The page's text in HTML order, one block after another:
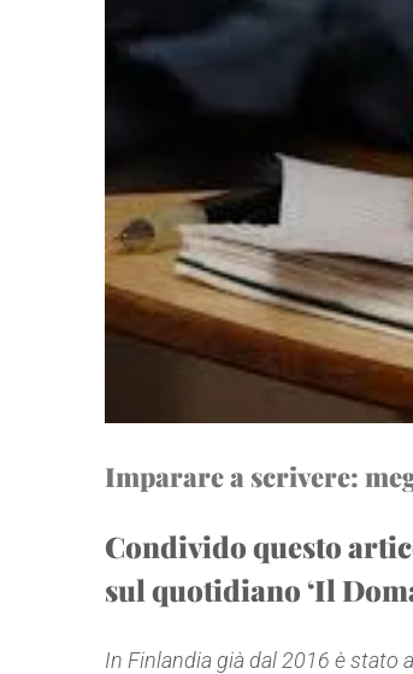
Imparare a scrivere:
Condivido questo
sul quotidiano ‘Il
In Finlandia già dal 2016 è stato